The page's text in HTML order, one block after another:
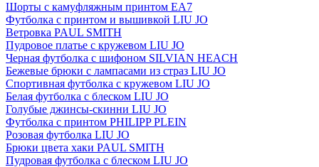
Шорты с камуфляжным принтом EA7
Футболка с принтом и вышивкой LIU JO
Ветровка PAUL SMITH
Пудровое платье с кружевом LIU JO
Черная футболка с шифоном SILVIAN HEACH
Бежевые брюки с лампасами из страз LIU JO
Спортивная футболка с кружевом LIU JO
Белая футболка с блеском LIU JO
Голубые джинсы-скинни LIU JO
Футболка c принтом PHILIPP PLEIN
Розовая футболка LIU JO
Брюки цвета хаки PAUL SMITH
Пудровая футболка с блеском LIU JO